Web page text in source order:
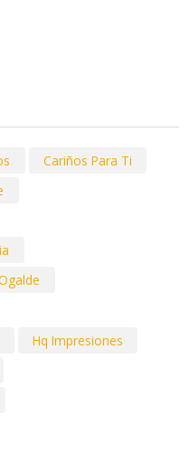
Cariños Para Ti
Hq Impresiones